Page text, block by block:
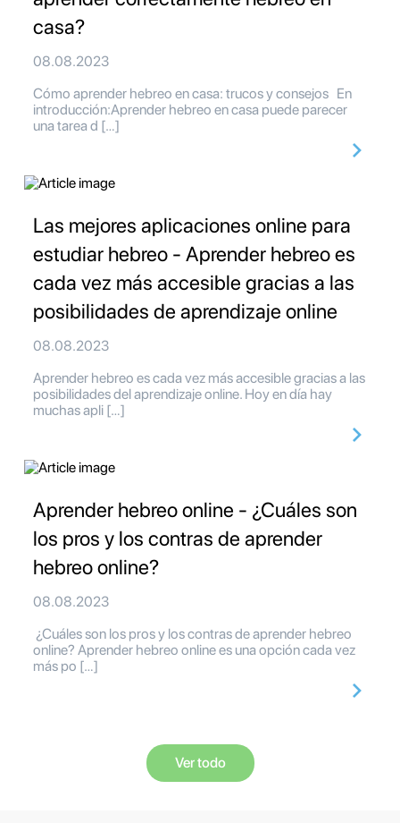
casa?
08.08.2023
Cómo aprender hebreo en casa: trucos y consejos En
introducción:Aprender hebreo en casa puede parecer
una tarea d […]
Las mejores aplicaciones online para
estudiar hebreo - Aprender hebreo es
cada vez más accesible gracias a las
posibilidades de aprendizaje online
08.08.2023
Aprender hebreo es cada vez más accesible gracias a las
posibilidades del aprendizaje online. Hoy en día hay
muchas apli […]
Aprender hebreo online - ¿Cuáles son
los pros y los contras de aprender
hebreo online?
08.08.2023
¿Cuáles son los pros y los contras de aprender hebreo
online? Aprender hebreo online es una opción cada vez
más po […]
Ver todo